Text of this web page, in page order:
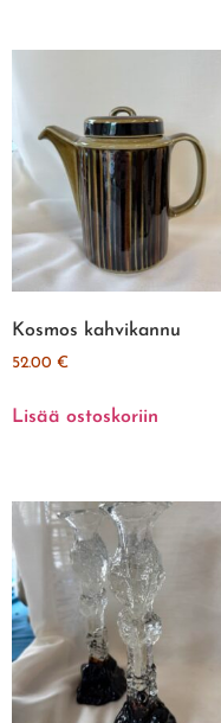
Kosmos kahvikannu
52.00 €
Lisää ostoskoriin